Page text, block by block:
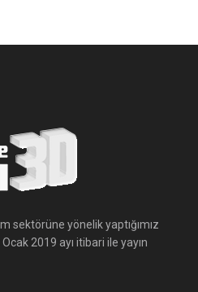
sektörüne yönelik yaptığımız
2019 ayı itibari ile yayın